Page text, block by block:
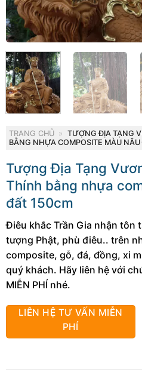
TRANG CHỦ »
TƯỢNG ĐỊA TẠNG
BẰNG NHỰA COMPOSITE MÀU
Tượng Địa Tạng
Thính bằng nhựa
đất 150cm
Điêu khắc Trần Gia nhận tôn
tượng Phật, phù điêu.. trên
composite, gỗ, đá, đồng, xi
quý khách. Hãy liên hệ với
MIỄN PHÍ nhé.
LIÊN HỆ TƯ VẤN MIỄN
PHÍ